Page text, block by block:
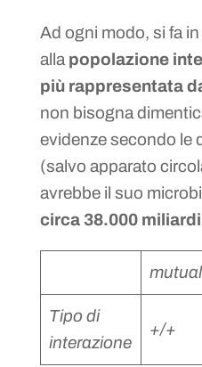
Ad ogni modo, si fa
alla popolazione
più rappresentata
non bisogna
evidenze secondo le
(salvo apparato
avrebbe il suo
circa 38.000
Tipo di
interazione
+/+